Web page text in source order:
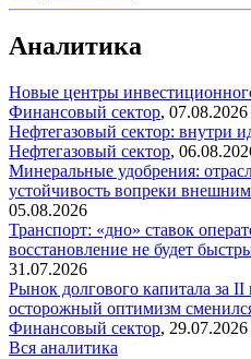
Аналитика
Новые центры
Финансовый сектор, 07.08.2026
Нефтегазовый сектор: внутри
Нефтегазовый сектор,
Минеральные удобрения:
устойчивость вопреки
05.08.2026
Транспорт: «дно» ставок
восстановление не будет
31.07.2026
Рынок долгового капитала за II
осторожный оптимизм
Финансовый сектор, 29.07.2026
Вся аналитика